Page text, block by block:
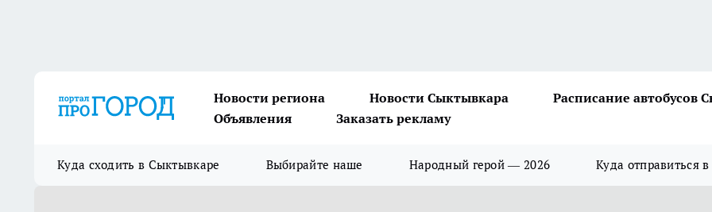
Новости региона Новости Сыктывкара
Расписание автобусов
Объявления
Заказать рекламу
Куда сходить в Сыктывкаре Выбирайте наше Народный герой — 2026 Куда отправиться в